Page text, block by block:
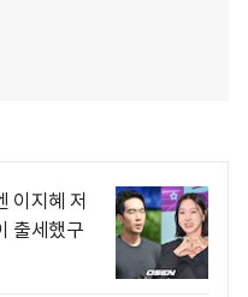
이지혜 저
출세했구